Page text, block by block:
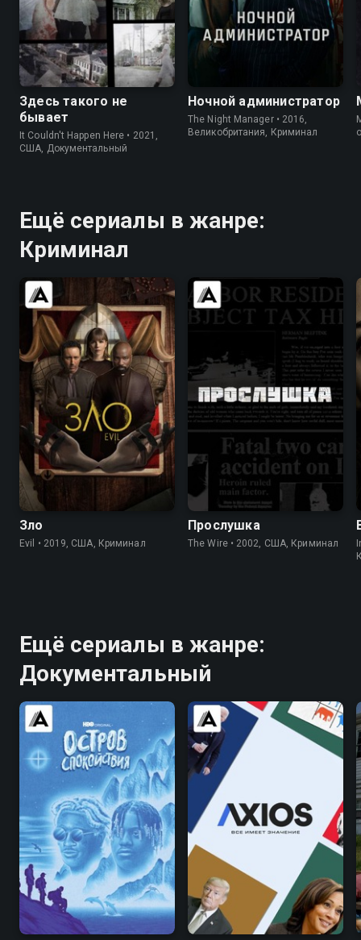
8.2 7.7
Здесь такого не
бывает
It Couldn't Happen Here • 2021,
США, Документальный
7.6
Ночной администратор
The Night Manager • 2016,
Великобритания, Криминал
Ещё сериалы в жанре:
Криминал
7.7
Зло
Evil • 2019, США, Криминал
8.5 9.3
Прослушка
The Wire • 2002, США, Криминал
Ещё сериалы в жанре:
Документальный
5.7 6.6